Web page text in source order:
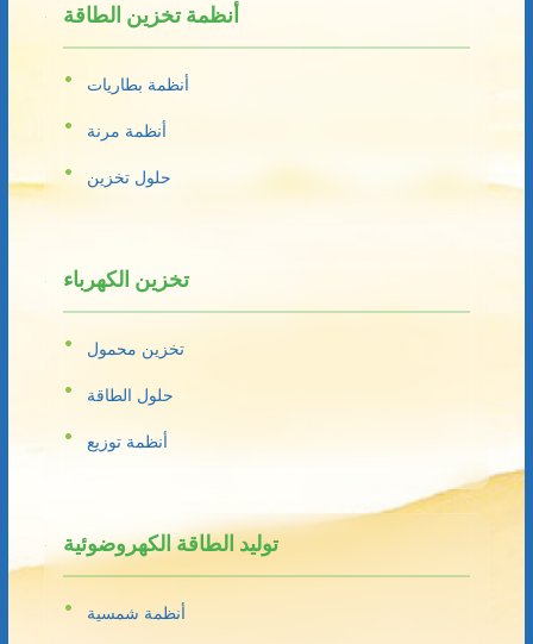
أنظمة تخزين الطاقة
أنظمة بطاريات
أنظمة مرنة
حلول تخزين
تخزين الكهرباء
تخزين محمول
حلول الطاقة
أنظمة توزيع
توليد الطاقة الكهروضوئية
أنظمة شمسية